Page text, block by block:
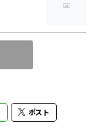
ポスト